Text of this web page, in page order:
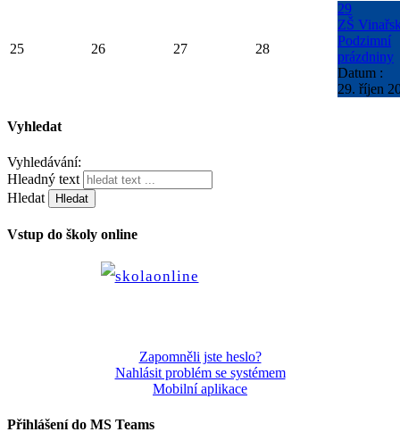
25 26 27 28
29
ZŠ
Podzimní
prázdniny
Datum :
29. říjen
Vyhledat
Vyhledávání:
Hleadný text
Hledat
Vstup do školy online
Zapomněli jste heslo?
Nahlásit problém se systémem
Mobilní aplikace
Přihlášení do MS Teams